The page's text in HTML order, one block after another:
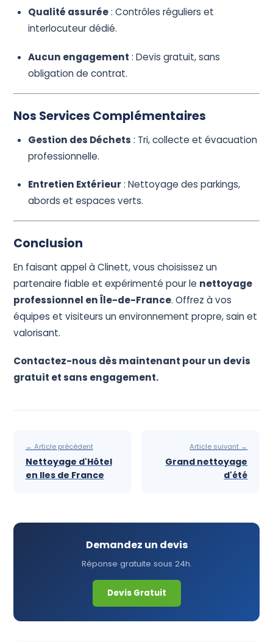
Qualité assurée: Contrôles réguliers et
interlocuteur dédié.
Aucun engagement : Devis gratuit, sans
obligation de contrat.
Nos Services Complémentaires
Gestion des Déchets : Tri, collecte et évacuation
professionnelle.
Entretien Extérieur: Nettoyage des parkings,
abords et espaces verts.
Conclusion
En faisant appel à Clinett, vous choisissez un
partenaire fiable et expérimenté pour le nettoyage
professionnel en Île-de-France. Offrez à vos
équipes et visiteurs un environnement propre, sain et
valorisant.
Contactez-nous dès maintenant pour un devis
gratuit et sans engagement.
← Article précédent
Nettoyage d'Hôtel
en Iles de France
Article suivant →
Grand nettoyage
d'été
Demandez un devis
Réponse gratuite sous 24h.
Devis Gratuit